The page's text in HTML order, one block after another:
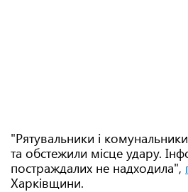
"Рятувальники і
та обстежили місце удару.
постраждалих не надходила",
Харківщини.